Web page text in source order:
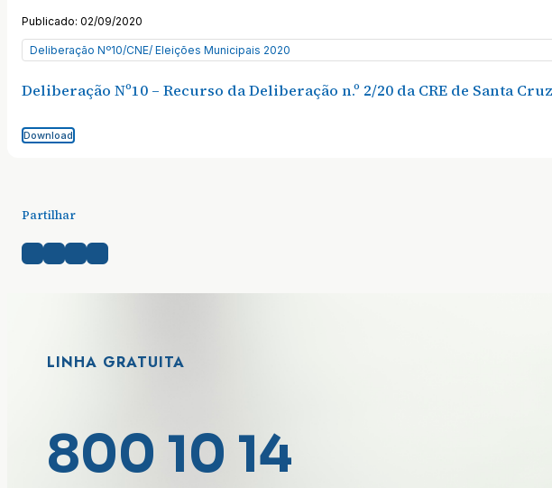
Publicado: 02/09/2020
Deliberação Nº10/CNE/ Eleições Municipais 2020
Deliberação Nº10 – Recurso da Deliberação n.º 2/20 da CRE de Santa
Download
Partilhar
LINHA GRATUITA
800 10 14